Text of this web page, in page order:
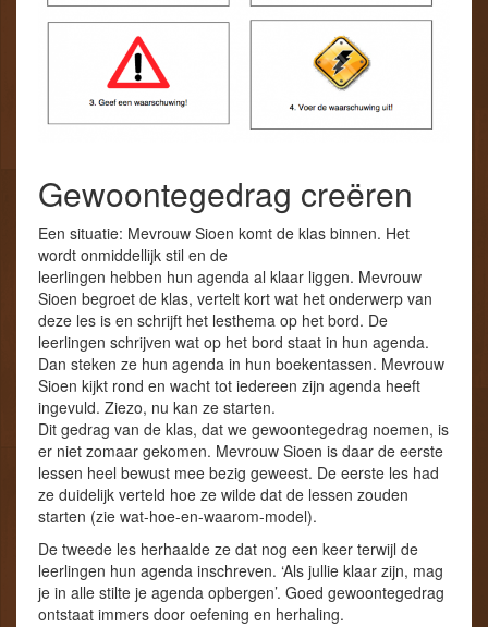
Gewoontegedrag creëren
Een situatie: Mevrouw Sioen komt de klas binnen. Het
wordt onmiddellijk stil en de
leerlingen hebben hun agenda al klaar liggen. Mevrouw
Sioen begroet de klas, vertelt kort wat het onderwerp van
deze les is en schrijft het lesthema op het bord. De
leerlingen schrijven wat op het bord staat in hun agenda.
Dan steken ze hun agenda in hun boekentassen. Mevrouw
Sioen kijkt rond en wacht tot iedereen zijn agenda heeft
ingevuld. Ziezo, nu kan ze starten.
Dit gedrag van de klas, dat we gewoontegedrag noemen, is
er niet zomaar gekomen. Mevrouw Sioen is daar de eerste
lessen heel bewust mee bezig geweest. De eerste les had
ze duidelijk verteld hoe ze wilde dat de lessen zouden
starten (zie wat-hoe-en-waarom-model).
De tweede les herhaalde ze dat nog een keer terwijl de
leerlingen hun agenda inschreven. ‘Als jullie klaar zijn, mag
je in alle stilte je agenda opbergen’. Goed gewoontegedrag
ontstaat immers door oefening en herhaling.